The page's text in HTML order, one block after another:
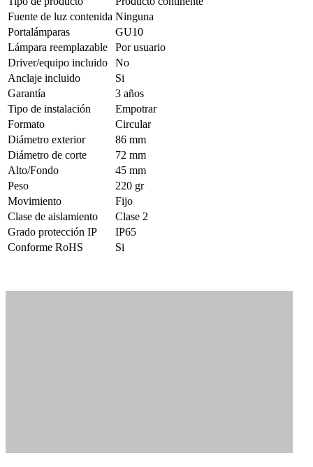
Fuente de luz contenida Ninguna
Portalámparas
GU10
Lámpara reemplazable
Por usuario
Driver/equipo incluido
No
Anclaje incluido
Si
Garantía
3 años
Tipo de instalación
Empotrar
Formato
Circular
Diámetro exterior
86 mm
Diámetro de corte
72 mm
Alto/Fondo
45 mm
Peso
220 gr
Movimiento
Fijo
Clase de aislamiento
Clase 2
Grado protección IP
IP65
Conforme RoHS
Si